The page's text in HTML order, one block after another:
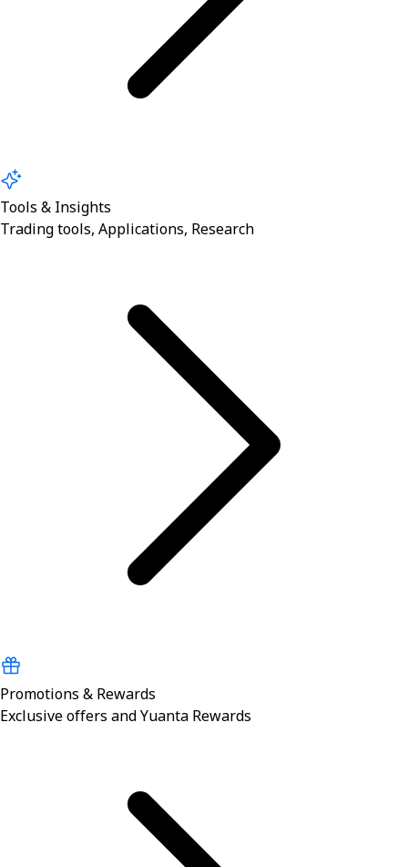
Tools & Insights
Trading tools, Applications, Research
Promotions & Rewards
Exclusive offers and Yuanta Rewards